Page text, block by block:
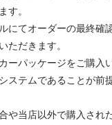
す。
にてオーダーの最終確
ただきます。
ーパッケージをご購入
ステムであることが前
や当店以外で購入され